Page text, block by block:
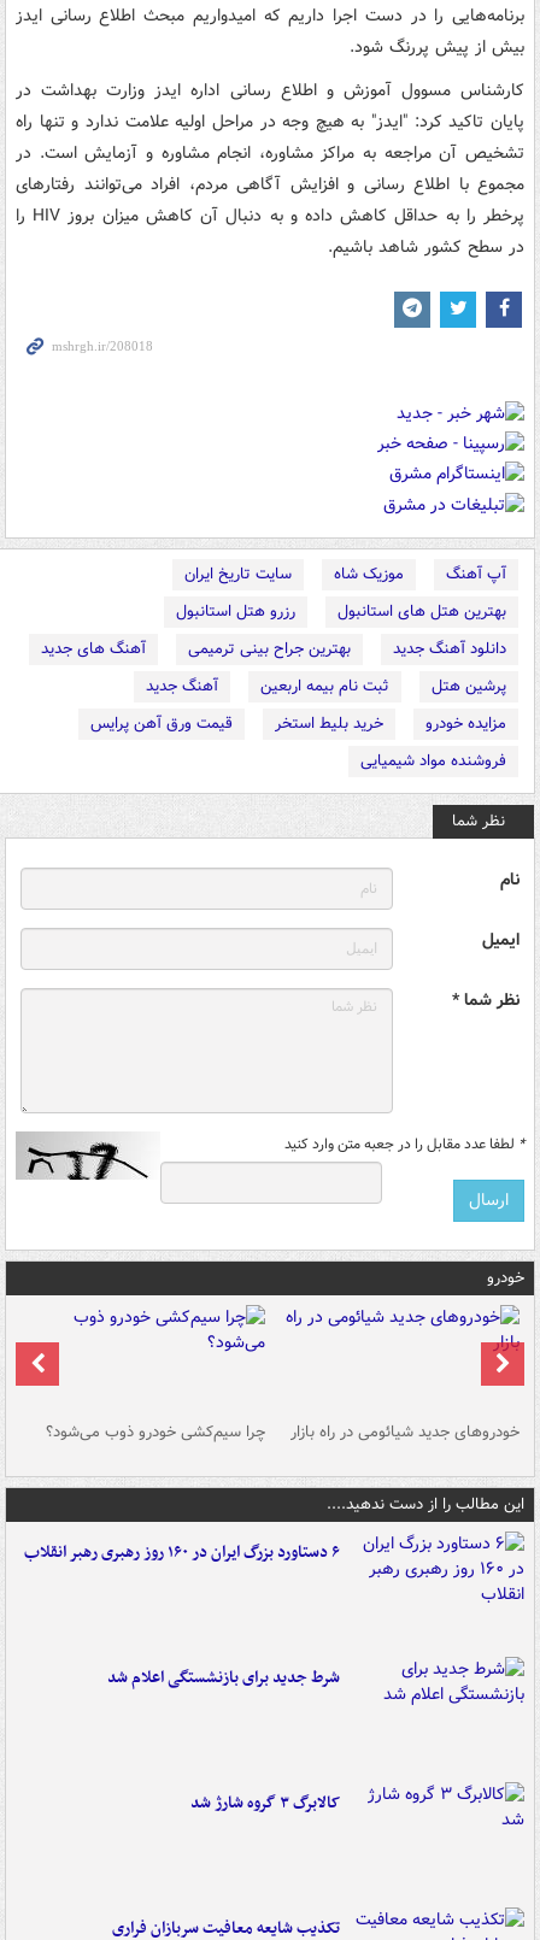
برنامه‌هایی را در دست اجرا داریم که امیدواریم مبحث اطلاع رسانی ایدز
بیش از پیش پررنگ شود.
کارشناس مسوول آموزش و اطلاع رسانی اداره ایدز وزارت بهداشت در
پایان تاکید کرد: "ایدز" به هیچ وجه در مراحل اولیه علامت ندارد و تنها راه
تشخیص آن مراجعه به مراکز مشاوره، انجام مشاوره و آزمایش است. در
مجموع با اطلاع رسانی و افزایش آگاهی مردم، افراد می‌توانند رفتارهای
پرخطر را به حداقل کاهش داده و به دنبال آن کاهش میزان بروز HIV را
در سطح کشور شاهد باشیم.
آپ آهنگ موزیک شاه
سایت تاریخ ایران
بهترین هتل های استانبول
رزرو هتل استانبول
دانلود آهنگ جدید
بهترین جراح بینی ترمیمی
آهنگ های جدید
پرشین هتل
ثبت نام بیمه اربعین
آهنگ جدید
مزایده خودرو
خرید بلیط استخر
قیمت ورق آهن پرایس
فروشنده مواد شیمیایی
نظر شما
نام
ایمیل
نظر شما *
* لطفا عدد مقابل را در جعبه متن وارد کنید
خودرو
خودروهای جدید شیائومی در راه بازار چرا سیم‌کشی خودرو ذوب می‌شود؟
این مطالب را از دست ندهید....
۶ دستاورد بزرگ ایران در ۱۶۰ روز رهبری رهبر انقلاب
شرط جدید برای بازنشستگی اعلام شد
کالابرگ ۳ گروه شارژ شد
تکذیب شایعه معافیت سربازان فراری